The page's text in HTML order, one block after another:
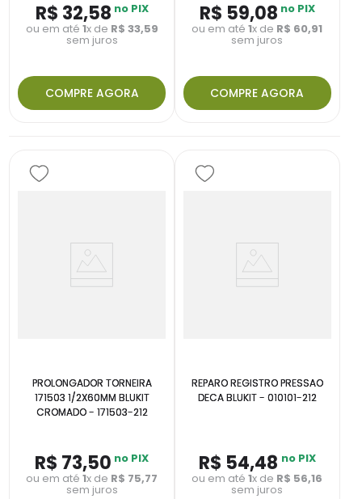
R$ 32,58 no PIX
ou em até 1x de R$ 33,59
sem juros
COMPRE AGORA
R$ 59,08 no PIX
ou em até1x de R$ 60,91
sem juros
COMPRE AGORA
PROLONGADOR TORNEIRA
171503 1/2X60MM BLUKIT
CROMADO - 171503-212
R$ 73,50 no PIX
ou em até1x de R$ 75,77
sem juros
REPARO REGISTRO PRESSAO
DECA BLUKIT - 010101-212
R$ 54,48 no PIX
ou em até1x de R$ 56,16
sem juros